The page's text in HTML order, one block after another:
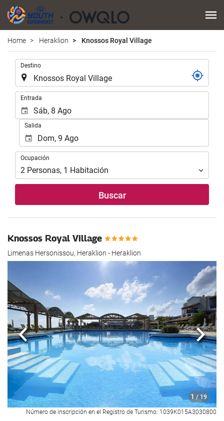
Home Heraklion Knossos Royal Village
Destino
Entrada
Salida
Ocupación
Ocupación
2 Personas, 1 Habitación
Buscar
Knossos Royal Village
Limenas Hersonissou, Heraklion - Heraklion
1 / 19
Anterior
Número de inscripción en el Registro de Turismo: 1039K015A3030800